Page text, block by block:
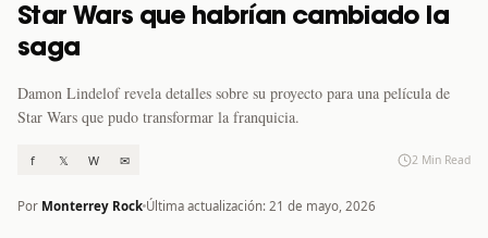
Star Wars que habrían cambiado la
saga
Damon Lindelof revela detalles sobre su proyecto para una película de
Star Wars que pudo transformar la franquicia.
f 𝕏 W ✉ 2 Min Read
Por Monterrey Rock Última actualización: 21 de mayo, 2026